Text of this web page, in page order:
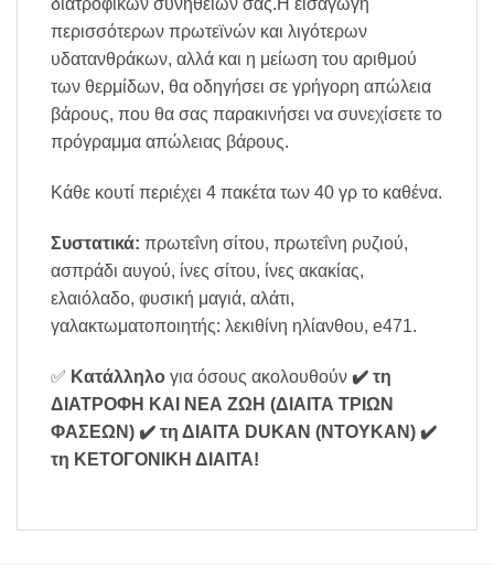
διατροφικών συνηθειών σας.Η εισαγωγή
περισσότερων πρωτεϊνών και λιγότερων
υδατανθράκων, αλλά και η μείωση του αριθμού
των θερμίδων, θα οδηγήσει σε γρήγορη απώλεια
βάρους, που θα σας παρακινήσει να συνεχίσετε το
πρόγραμμα απώλειας βάρους.
Κάθε κουτί περιέχει 4 πακέτα των 40 γρ το καθένα.
Συστατικά: πρωτεΐνη σίτου, πρωτεΐνη ρυζιού,
ασπράδι αυγού, ίνες σίτου, ίνες ακακίας,
ελαιόλαδο, φυσική μαγιά, αλάτι,
γαλακτωματοποιητής: λεκιθίνη ηλίανθου, e471.
✅ Κατάλληλο για όσους ακολουθούν ✔️ τη
ΔΙΑΤΡΟΦΗ ΚΑΙ ΝΕΑ ΖΩΗ (ΔΙΑΙΤΑ ΤΡΙΩΝ
ΦΑΣΕΩΝ) ✔️ τη ΔΙΑΙΤΑ DUKAN (ΝΤΟΥΚΑΝ) ✔️
τη ΚΕΤΟΓΟΝΙΚΗ ΔΙΑΙΤΑ!